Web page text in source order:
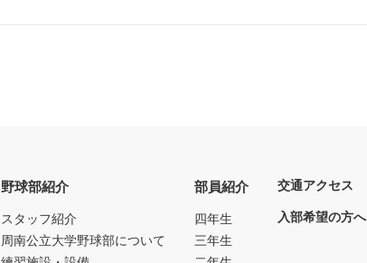
野球部紹介
スタッフ紹介
周南公立大学野球部について
部員紹介
四年生
三年生
交通アクセス
入部希望の方へ